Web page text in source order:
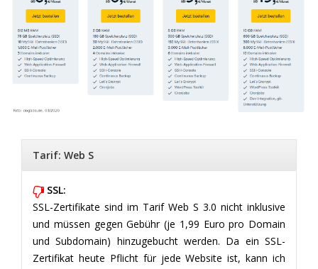
Tarif: Web S
SSL:
SSL-Zertifikate sind im Tarif Web S 3.0 nicht inklusive
und müssen gegen Gebühr (je 1,99 Euro pro Domain
und Subdomain) hinzugebucht werden. Da ein SSL-
Zertifikat heute Pflicht für jede Website ist, kann ich